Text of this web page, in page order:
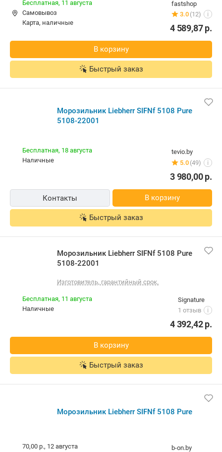
fastshop
3.0 (12) i
Бесплатная, 11 августа
Самовывоз
карта, наличные
4 589,87р.
В корзину
Быстрый заказ
Морозильник Liebherr SIFNf 5108 Pure
5108-22001
tevio.by
5.0 (49) i
Бесплатная, 18 августа
наличные
3 980,00р.
Контакты В корзину
Быстрый заказ
Морозильник Liebherr SIFNf 5108 Pure
5108-22001
Изготовитель, гарантийный срок.
Signature
1 отзыв
i
Бесплатная, 11 августа
наличные
4 392,42р.
В корзину
Быстрый заказ
Морозильник Liebherr SIFNf 5108 Pure
b-on.by
70,00 р., 12 августа